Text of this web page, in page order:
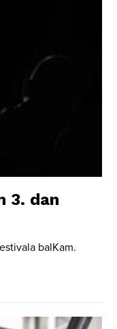
3. dan
balKam.